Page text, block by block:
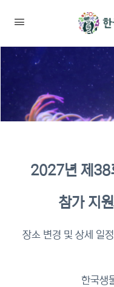
이수증명서 확
2027년 제38
참가 지
장소 변경 및 상세 일
한국생